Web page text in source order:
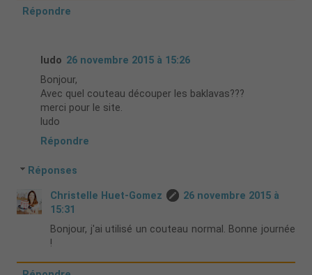
Répondre
ludo 26 novembre 2015 à 15:26
Bonjour,
Avec quel couteau découper les baklavas???
merci pour le site.
ludo
Répondre
Réponses
Christelle Huet-Gomez
26 novembre 2015 à
15:31
Bonjour, j'ai utilisé un couteau normal. Bonne journée
!